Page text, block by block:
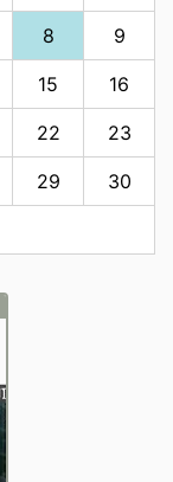
8 9
15 16
22 23
29 30